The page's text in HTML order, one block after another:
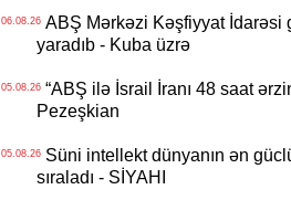
06.08.26ABŞ Mərkəzi Kəşfiyyat İdarəsi
yaradıb - Kuba üzrə
05.08.26“ABŞ ilə İsrail İranı 48 saat
Pezeşkian
05.08.26Süni intellekt dünyanın ən
sıraladı - SİYAHI